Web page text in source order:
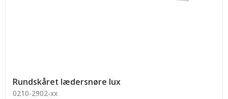
Rundskåret lædersnøre lux
0210-2902-xx